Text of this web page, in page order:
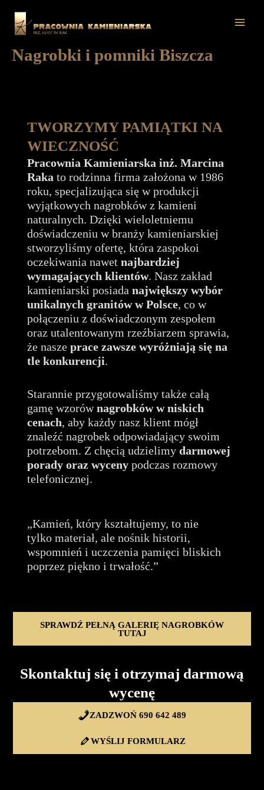
treści
Nagrobki i pomniki Biszcza
TWORZYMY PAMIĄTKI NA
WIECZNOŚĆ
Pracownia Kamieniarska inż. Marcina
Raka to rodzinna firma założona w 1986
roku, specjalizująca się w produkcji
wyjątkowych nagrobków z kamieni
naturalnych. Dzięki wieloletniemu
doświadczeniu w branży kamieniarskiej
stworzyliśmy ofertę, która zaspokoi
oczekiwania nawet najbardziej
wymagających klientów. Nasz zakład
kamieniarski posiada największy wybór
unikalnych granitów w Polsce, co w
połączeniu z doświadczonym zespołem
oraz utalentowanym rzeźbiarzem sprawia,
że nasze prace zawsze wyróżniają się na
tle konkurencji.
Starannie przygotowaliśmy także całą
gamę wzorównagrobków w niskich
cenach, aby każdy nasz klient mógł
znaleźć nagrobek odpowiadający swoim
potrzebom. Z chęcią udzielimy darmowej
porady oraz wycenypodczas rozmowy
telefonicznej.
„Kamień, który kształtujemy, to nie
tylko materiał, ale nośnik historii,
wspomnień i uczczenia pamięci bliskich
poprzez piękno i trwałość.”
SPRAWDŹ PEŁNĄ GALERIĘ NAGROBKÓW
TUTAJ
Skontaktuj się i otrzymaj darmową
wycenę
ZADZWOŃ 690 642 489
WYŚLIJ FORMULARZ